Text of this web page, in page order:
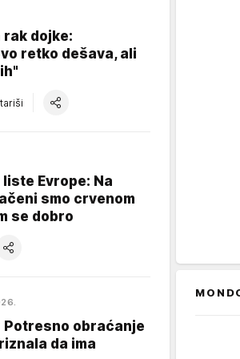
rak dojke:
retko dešava, ali
Evrope: Na
smo crvenom
se dobro
Potresno obraćanje
da ima